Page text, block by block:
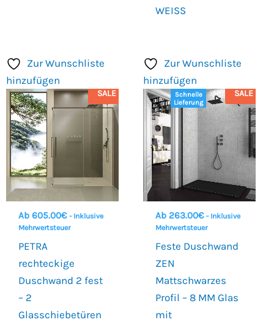
WEISS
Zur Wunschliste
hinzufügen
SALE
Ab 605.00€ - Inklusive
Mehrwertsteuer
PETRA
rechteckige
Duschwand 2 fest
– 2
Glasschiebetüren
Zur Wunschliste
hinzufügen
Schnelle
Lieferung
SALE
Ab 263.00€ - Inklusive
Mehrwertsteuer
Feste Duschwand
ZEN
Mattschwarzes
Profil – 8 MM Glas
mit